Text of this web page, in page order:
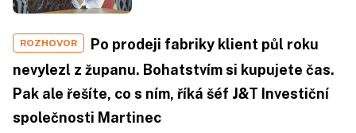
ROZHOVOR
Po prodeji fabriky klient půl roku
nevylezl z županu. Bohatstvím si kupujete čas.
Pak ale řešíte, co s ním, říká šéf J&T Investiční
společnosti Martinec